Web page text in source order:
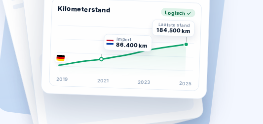
Kilometerstand Logisch ✓
Laatste stand
184.500 km
Import
86.400 km
2019 2021 2023 2025